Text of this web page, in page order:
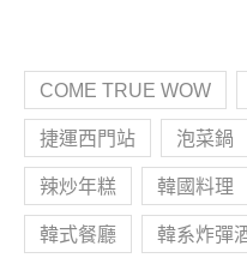
COME TRUE WOW
捷運西門站 泡菜鍋
辣炒年糕 韓國料理
韓式餐廳 韓系炸彈